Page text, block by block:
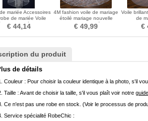
mariée Accessoires
de mariée Voile
exquis fait à la main
€ 44,14
4M fashion voile de mariage
étoilé mariage nouvelle
voile de mariée
€ 49,99
Voile
de
€
du produit
de détails
Couleur : Pour choisir la couleur identique à la photo, s'il
Taille : Avant de choisir la taille, s'il vous plaît voir notre
Ce n'est pas une robe en stock. (Voir le processus de
Service spécialité RobeChic :